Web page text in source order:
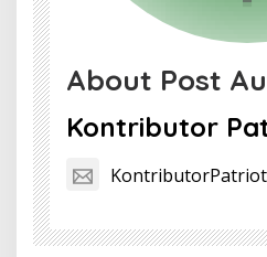
About Post
Kontributor